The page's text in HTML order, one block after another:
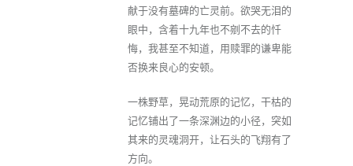
献于没有墓碑的亡灵前。欲哭无泪的
眼中，含着十九年也不剜不去的忏
悔，我甚至不知道，用赎罪的谦卑能
否换来良心的安顿。
一株野草，晃动荒原的记忆，干枯的
记忆铺出了一条深渊边的小径，突如
其来的灵魂洞开，让石头的飞翔有了
方向。